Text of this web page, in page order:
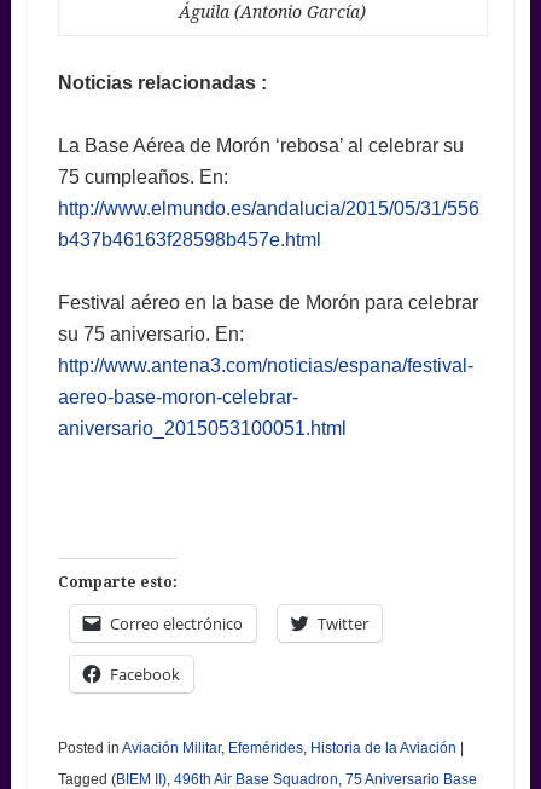
Águila (Antonio García)
Noticias relacionadas :
La Base Aérea de Morón ‘rebosa’ al celebrar su
75 cumpleaños. En:
http://www.elmundo.es/andalucia/2015/05/31/556
b437b46163f28598b457e.html
Festival aéreo en la base de Morón para celebrar
su 75 aniversario. En:
http://www.antena3.com/noticias/espana/festival-
aereo-base-moron-celebrar-
aniversario_2015053100051.html
Comparte esto:
Correo electrónico Twitter
Facebook
Posted in Aviación Militar, Efemérides, Historia de la Aviación |
Tagged (BIEM II), 496th Air Base Squadron 75 Aniversario Base